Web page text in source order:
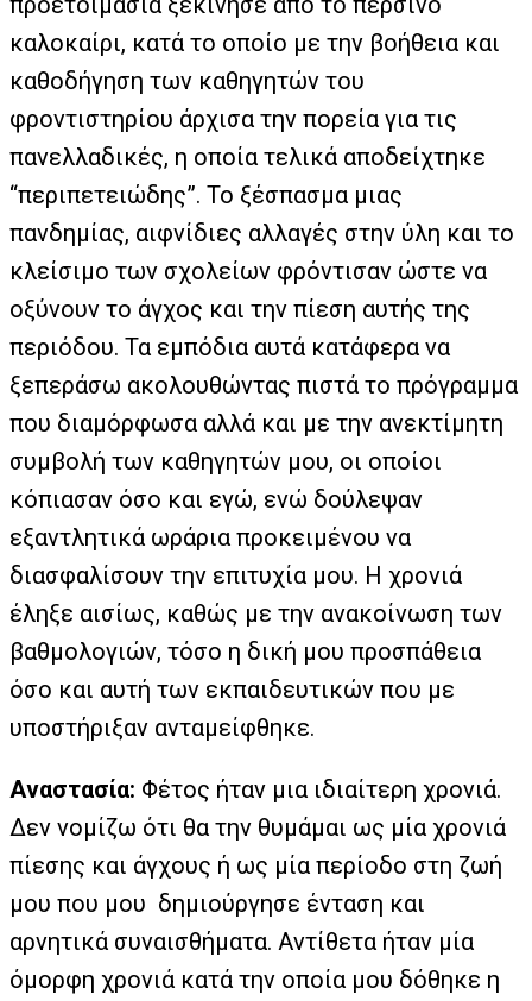
καλοκαίρι, κατά το οποίο με την βοήθεια και
καθοδήγηση των καθηγητών του
φροντιστηρίου άρχισα την πορεία για τις
πανελλαδικές, η οποία τελικά αποδείχτηκε
“περιπετειώδης”. Το ξέσπασμα μιας
πανδημίας, αιφνίδιες αλλαγές στην ύλη και το
κλείσιμο των σχολείων φρόντισαν ώστε να
οξύνουν το άγχος και την πίεση αυτής της
περιόδου. Τα εμπόδια αυτά κατάφερα να
ξεπεράσω ακολουθώντας πιστά το πρόγραμμα
που διαμόρφωσα αλλά και με την ανεκτίμητη
συμβολή των καθηγητών μου, οι οποίοι
κόπιασαν όσο και εγώ, ενώ δούλεψαν
εξαντλητικά ωράρια προκειμένου να
διασφαλίσουν την επιτυχία μου. Η χρονιά
έληξε αισίως, καθώς με την ανακοίνωση των
βαθμολογιών, τόσο η δική μου προσπάθεια
όσο και αυτή των εκπαιδευτικών που με
υποστήριξαν ανταμείφθηκε.
Αναστασία: Φέτος ήταν μια ιδιαίτερη χρονιά.
Δεν νομίζω ότι θα την θυμάμαι ως μία χρονιά
πίεσης και άγχους ή ως μία περίοδο στη ζωή
μου που μου δημιούργησε ένταση και
αρνητικά συναισθήματα. Αντίθετα ήταν μία
όμορφη χρονιά κατά την οποία μου δόθηκε η